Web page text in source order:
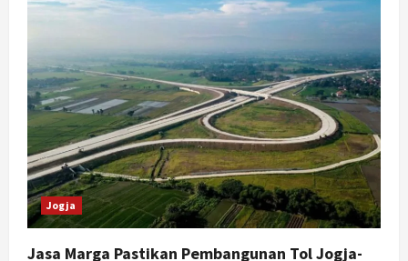
Jogja
Jasa Marga Pastikan Pembangunan Tol Jogja-